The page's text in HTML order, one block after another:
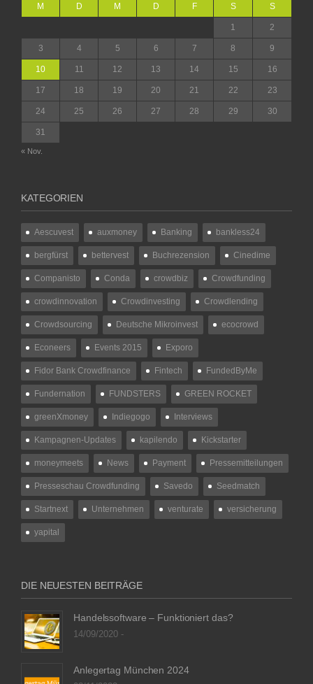
M D M D F S S
1 2
3 4 5 6 7 8 9
10 11 12 13 14 15 16
17 18 19 20 21 22 23
24 25 26 27 28 29 30
31
« Nov.
KATEGORIEN
Aescuvest auxmoney Banking bankless24
bergfürst bettervest Buchrezension Cinedime
Companisto Conda crowdbiz Crowdfunding
crowdinnovation Crowdinvesting Crowdlending
Crowdsourcing Deutsche Mikroinvest ecocrowd
Econeers Events 2015 Exporo
Fidor Bank Crowdfinance Fintech FundedByMe
Fundernation FUNDSTERS GREEN ROCKET
greenXmoney Indiegogo Interviews
Kampagnen-Updates kapilendo Kickstarter
moneymeets News Payment Pressemitteilungen
Presseschau Crowdfunding Savedo Seedmatch
Startnext Unternehmen venturate versicherung
yapital
DIE NEUESTEN BEITRÄGE
Handelssoftware – Funktioniert das?
14/09/2020 -
Anlegertag München 2024